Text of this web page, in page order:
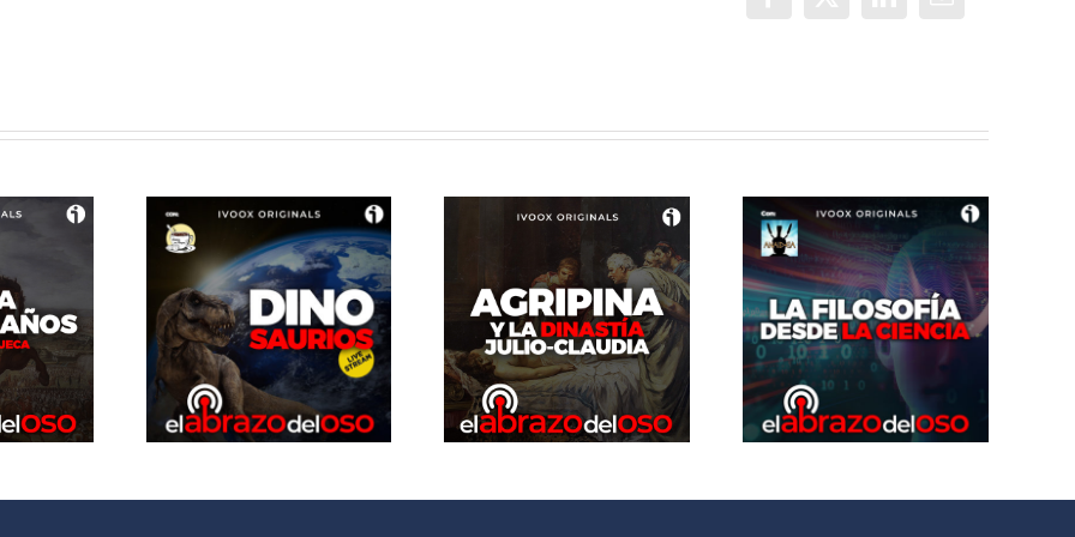
del
Oso.
El Abrazo del
Oso. Agripina y
la dinastia
julio-claudia
El Abrazo del
Oso. La
Filosofía
desde la
Ciencia
El Abrazo del
Oso. El imperio
Persa II: El
imperio Parto